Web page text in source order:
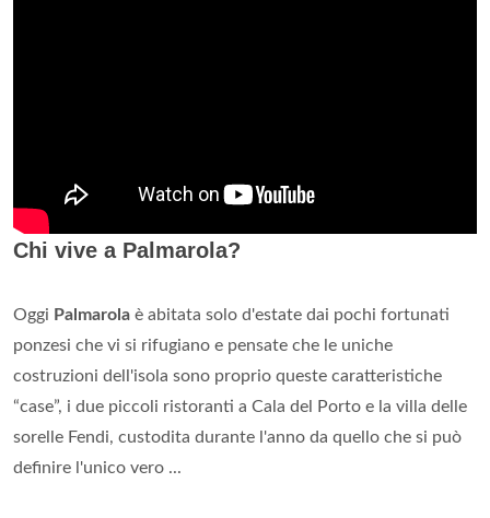
Chi vive a Palmarola?
Oggi Palmarola è abitata solo d'estate dai pochi fortunati
ponzesi che vi si rifugiano e pensate che le uniche
costruzioni dell'isola sono proprio queste caratteristiche
“case”, i due piccoli ristoranti a Cala del Porto e la villa delle
sorelle Fendi, custodita durante l'anno da quello che si può
definire l'unico vero ...